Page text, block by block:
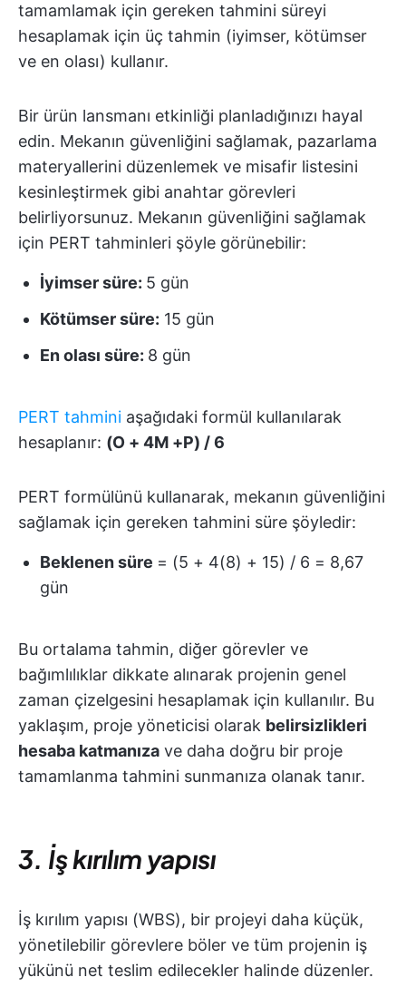
tamamlamak için gereken tahmini süreyi
hesaplamak için üç tahmin (iyimser, kötümser
ve en olası) kullanır.
Bir ürün lansmanı etkinliği planladığınızı hayal
edin. Mekanın güvenliğini sağlamak, pazarlama
materyallerini düzenlemek ve misafir listesini
kesinleştirmek gibi anahtar görevleri
belirliyorsunuz. Mekanın güvenliğini sağlamak
için PERT tahminleri şöyle görünebilir:
İyimser süre: 5 gün
Kötümser süre: 15 gün
En olası süre: 8 gün
PERT tahmini aşağıdaki formül kullanılarak
hesaplanır: (O + 4M +P) / 6
PERT formülünü kullanarak, mekanın güvenliğini
sağlamak için gereken tahmini süre şöyledir:
Beklenen süre = (5 + 4(8) + 15) / 6 = 8,67
gün
Bu ortalama tahmin, diğer görevler ve
bağımlılıklar dikkate alınarak projenin genel
zaman çizelgesini hesaplamak için kullanılır. Bu
yaklaşım, proje yöneticisi olarak belirsizlikleri
hesaba katmanıza ve daha doğru bir proje
tamamlanma tahmini sunmanıza olanak tanır.
3. İş kırılım yapısı
İş kırılım yapısı (WBS), bir projeyi daha küçük,
yönetilebilir görevlere böler ve tüm projenin iş
yükünü net teslim edilecekler halinde düzenler.